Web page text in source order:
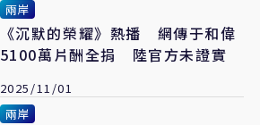
兩岸
《沉默的榮耀》熱播 網傳于和偉
5100萬片酬全捐 陸官方未證實
2025/11/01
兩岸